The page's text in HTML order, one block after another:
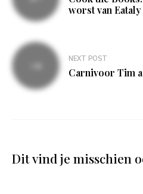
worst van Eataly
NEXT POST
Carnivoor Tim
Dit vind je misschien